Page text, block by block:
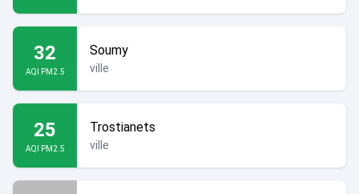
32
AQI PM2.5
Soumy
ville
25
AQI PM2.5
Trostianets
ville